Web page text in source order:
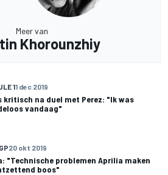
Meer van
Khorounzhiy
11 dec 2019
kritisch na duel met Perez: "Ik was
vandaag"
20 okt 2019
"Technische problemen Aprilia maken
boos"